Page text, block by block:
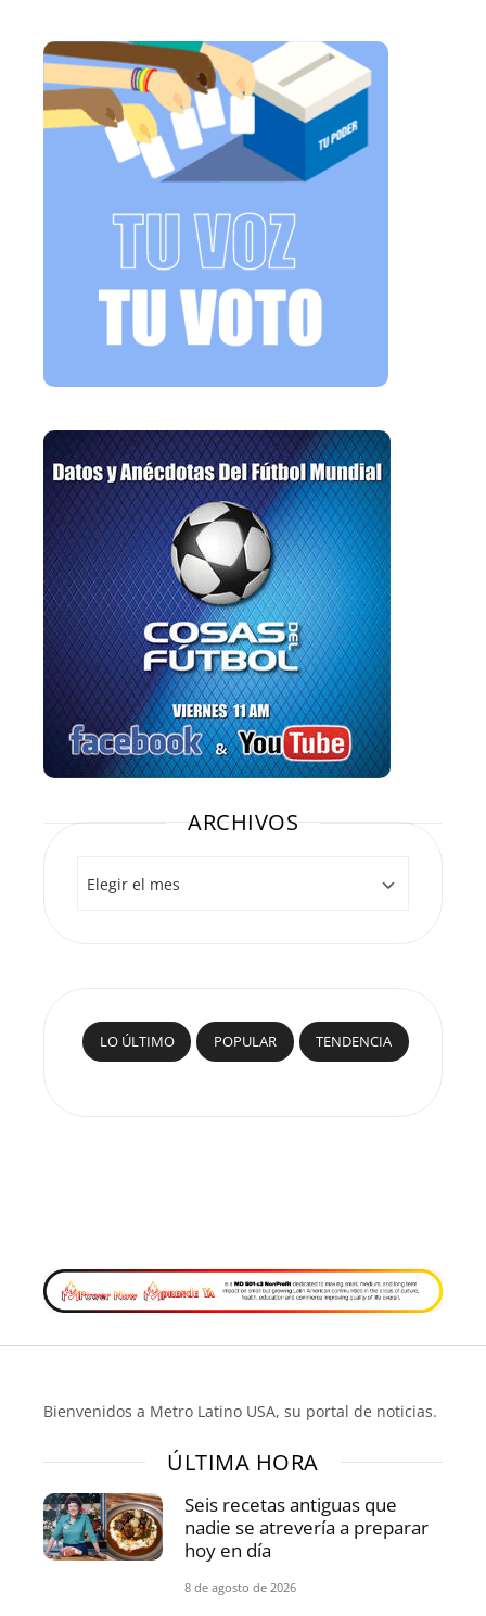
ARCHIVOS
LO ÚLTIMO POPULAR TENDENCIA
Bienvenidos a Metro Latino USA, su portal de noticias.
ÚLTIMA HORA
Seis recetas antiguas que
nadie se atrevería a preparar
hoy en día
8 de agosto de 2026